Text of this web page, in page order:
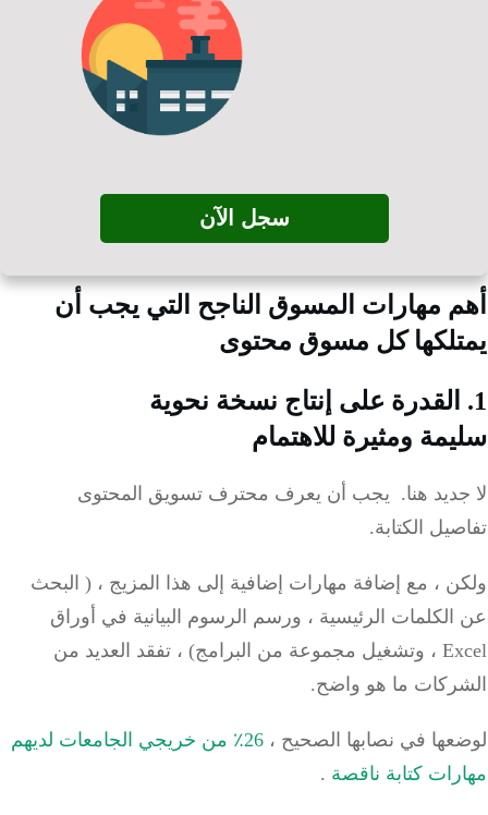
سجل الآن
مهارات المسوق الناجح التي يجب أن
كل مسوق محتوى
نسخةنحوية
ومثيرة للاهتمام
هنا.يجب أن يعرف محترف تسويق المحتوى
الكتابة.
، مع إضافة مهارات إضافية إلى هذا المزيج ، ( البحث
الرئيسية، ورسم الرسوم البيانية في أوراق
Excel ، وتشغيل مجموعة من البرامج) ، تفقد العديد من
ما هو واضح.
في نصابها الصحيح ،
26٪ من خريجي الجامعات لديهم
كتابة ناقصة.